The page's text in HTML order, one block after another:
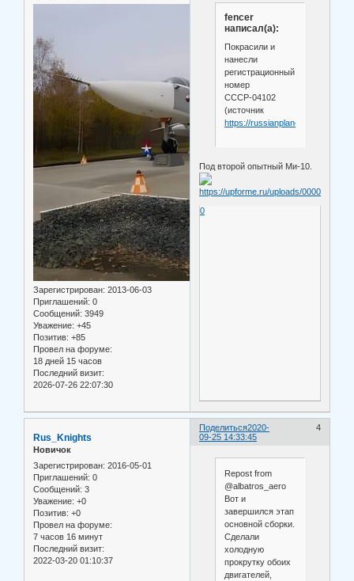
Зарегистрирован: 2013-06-03
Приглашений: 0
Сообщений: 3949
Уважение: +45
Позитив: +85
Провел на форуме:
18 дней 15 часов
Последний визит:
2026-07-26 22:07:30
fencer
написал(а):
Покрасили и
нанесли
регистрационный
номер
СССР-04102
(источник
https://russianplanes.net/
Под второй опытный Ми-10.
0
Поделиться 4
2020-
09-25 14:33:45
Rus_Knights
Новичок
Зарегистрирован: 2016-05-01
Приглашений: 0
Сообщений: 3
Уважение: +0
Позитив: +0
Провел на форуме:
7 часов 16 минут
Последний визит:
2022-03-20 01:10:37
Repost from
@albatros_aero
Вот и
завершился этап
основной сборки.
Сделали
холодную
прокрутку обоих
двигателей,